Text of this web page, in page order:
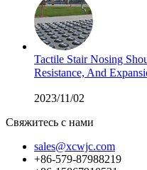
Tactile Stair Nosing
Resistance, And
2023/11/02
Свяжитесь с нами
sales@xcwjc.com
+86-579-87988219